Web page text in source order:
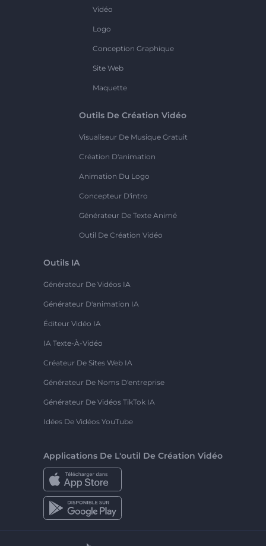
Vidéo
Logo
Conception Graphique
Site Web
Maquette
Outils De Création Vidéo
Visualiseur De Musique Gratuit
Création D'animation
Animation Du Logo
Concepteur D'intro
Générateur De Texte Animé
Outil De Création Vidéo
Outils IA
Générateur De Vidéos IA
Générateur D'animation IA
Éditeur Vidéo IA
IA Texte-À-Vidéo
Créateur De Sites Web IA
Générateur De Noms D'entreprise
Générateur De Vidéos TikTok IA
Idées De Vidéos YouTube
Applications De L'outil De Création Vidéo